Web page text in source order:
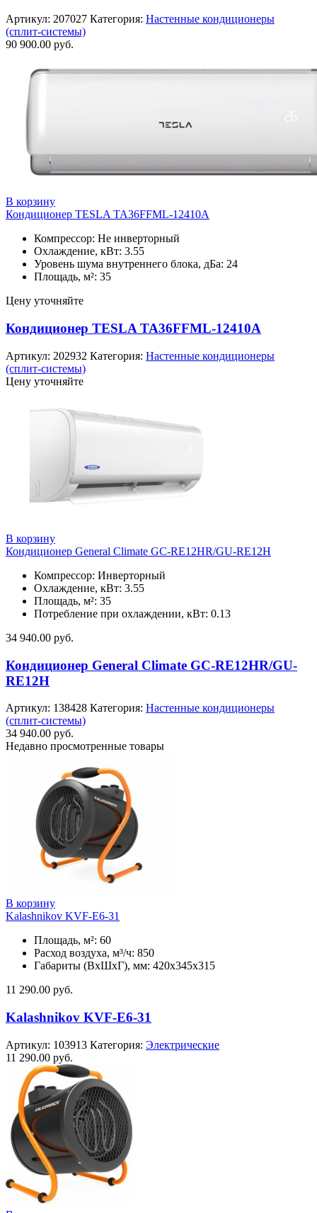
Артикул: 207027 Категория: Настенные кондиционеры
(сплит-системы)
90 900.00 руб.
В корзину
Кондиционер TESLA TA36FFML-12410A
Компрессор: Не инверторный
Охлаждение, кВт: 3.55
Уровень шума внутреннего блока, дБа: 24
Площадь, м²: 35
Цену уточняйте
Кондиционер TESLA TA36FFML-12410A
Артикул: 202932 Категория: Настенные кондиционеры
(сплит-системы)
Цену уточняйте
В корзину
Кондиционер General Climate GC-RE12HR/GU-RE12H
Компрессор: Инверторный
Охлаждение, кВт: 3.55
Площадь, м²: 35
Потребление при охлаждении, кВт: 0.13
34 940.00 руб.
Кондиционер General Climate GC-RE12HR/GU-
RE12H
Артикул: 138428 Категория: Настенные кондиционеры
(сплит-системы)
34 940.00 руб.
Недавно просмотренные товары
В корзину
Kalashnikov KVF-E6-31
Площадь, м²: 60
Расход воздуха, м³/ч: 850
Габариты (ВхШхГ), мм: 420x345x315
11 290.00 руб.
Kalashnikov KVF-E6-31
Артикул: 103913 Категория: Электрические
11 290.00 руб.